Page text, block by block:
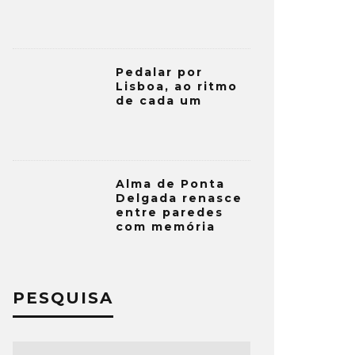
Pedalar por
Lisboa, ao ritmo
de cada um
Alma de Ponta
Delgada renasce
entre paredes
com memória
PESQUISA